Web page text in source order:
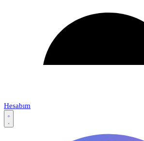
Hesabım